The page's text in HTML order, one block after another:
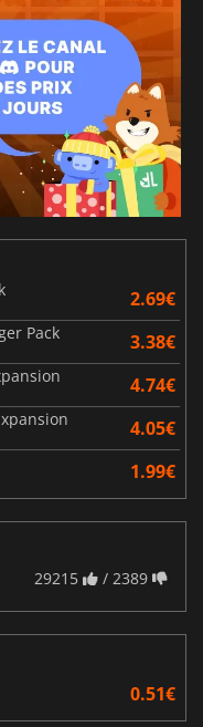
2.69€
Pack 3.38€
4.74€
4.05€
1.99€
29215 / 2389
0.51€